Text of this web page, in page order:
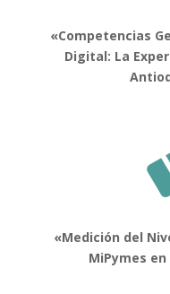
«Competencias
Digital: La
«Medición del
MiPymes